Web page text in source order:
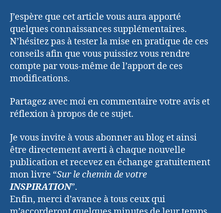
J’espère que cet article vous aura apporté
quelques connaissances supplémentaires.
N’hésitez pas à tester la mise en pratique de ces
conseils afin que vous puissiez vous rendre
compte par vous-même de l’apport de ces
modifications.
Partagez avec moi en commentaire votre avis et
réflexion à propos de ce sujet.
Je vous invite à vous abonner au blog et ainsi
être directement averti à chaque nouvelle
publication et recevez en échange gratuitement
mon livre “Sur le chemin de votre
INSPIRATION”.
Enfin, merci d’avance à tous ceux qui